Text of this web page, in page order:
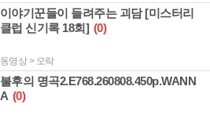
이야기꾼들이 들려주는 괴담 [미스터리
클럽 신기록 18회] (0)
동영상 > 오락
불후의 명곡2.E768.260808.450p.WANN
A (0)